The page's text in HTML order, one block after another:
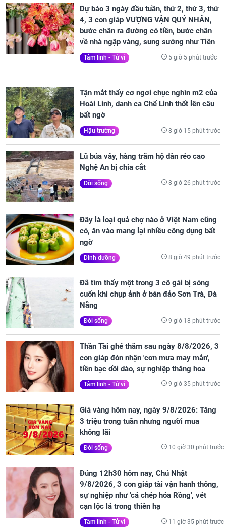
Dự báo 3 ngày đầu tuần, thứ 2, thứ 3, thứ
4, 3 con giáp VƯỢNG VẬN QUÝ NHÂN,
bước chân ra đường có tiền, bước chân
về nhà ngập vàng, sung sướng như Tiên
Tâm linh - Tử vi 5 giờ 5 phút trước
Tận mắt thấy cơ ngơi chục nghìn m2 của
Hoài Linh, danh ca Chế Linh thốt lên câu
bất ngờ
Hậu trường 8 giờ 15 phút trước
Lũ bủa vây, hàng trăm hộ dân rẻo cao
Nghệ An bị chia cắt
Đời sống 8 giờ 26 phút trước
Đây là loại quả chợ nào ở Việt Nam cũng
có, ăn vào mang lại nhiều công dụng bất
ngờ
Dinh dưỡng 8 giờ 49 phút trước
Đã tìm thấy một trong 3 cô gái bị sóng
cuốn khi chụp ảnh ở bán đảo Sơn Trà, Đà
Nẵng
Đời sống 9 giờ 18 phút trước
Thần Tài ghé thăm sau ngày 8/8/2026, 3
con giáp đón nhận 'cơn mưa may mắn',
tiền bạc dồi dào, sự nghiệp thăng hoa
Tâm linh - Tử vi 9 giờ 35 phút trước
Giá vàng hôm nay, ngày 9/8/2026: Tăng
3 triệu trong tuần nhưng người mua
không lãi
Đời sống 10 giờ 30 phút trước
Đúng 12h30 hôm nay, Chủ Nhật
9/8/2026, 3 con giáp tài vận hanh thông,
sự nghiệp như 'cá chép hóa Rồng', vét
cạn lộc lá trong thiên hạ
Tâm linh - Tử vi 11 giờ 35 phút trước